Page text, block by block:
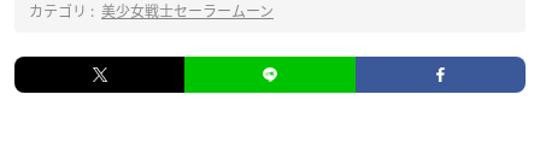
カテゴリ : 美少女戦士セーラームーン